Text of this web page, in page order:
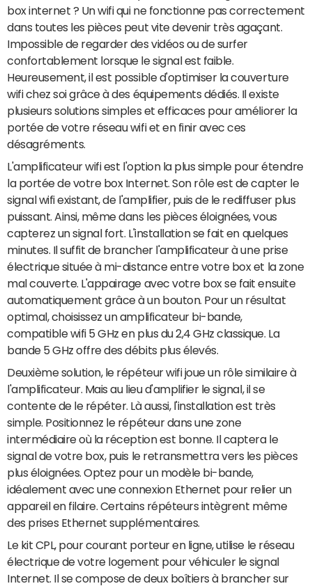
box internet ? Un wifi qui ne fonctionne pas correctement
dans toutes les pièces peut vite devenir très agaçant.
Impossible de regarder des vidéos ou de surfer
confortablement lorsque le signal est faible.
Heureusement, il est possible d'optimiser la couverture
wifi chez soi grâce à des équipements dédiés. Il existe
plusieurs solutions simples et efficaces pour améliorer la
portée de votre réseau wifi et en finir avec ces
désagréments.
L'amplificateur wifi est l'option la plus simple pour étendre
la portée de votre box Internet. Son rôle est de capter le
signal wifi existant, de l'amplifier, puis de le rediffuser plus
puissant. Ainsi, même dans les pièces éloignées, vous
capterez un signal fort. L'installation se fait en quelques
minutes. Il suffit de brancher l'amplificateur à une prise
électrique située à mi-distance entre votre box et la zone
mal couverte. L'appairage avec votre box se fait ensuite
automatiquement grâce à un bouton. Pour un résultat
optimal, choisissez un amplificateur bi-bande,
compatible wifi 5 GHz en plus du 2,4 GHz classique. La
bande 5 GHz offre des débits plus élevés.
Deuxième solution, le répéteur wifi joue un rôle similaire à
l'amplificateur. Mais au lieu d'amplifier le signal, il se
contente de le répéter. Là aussi, l'installation est très
simple. Positionnez le répéteur dans une zone
intermédiaire où la réception est bonne. Il captera le
signal de votre box, puis le retransmettra vers les pièces
plus éloignées. Optez pour un modèle bi-bande,
idéalement avec une connexion Ethernet pour relier un
appareil en filaire. Certains répéteurs intègrent même
des prises Ethernet supplémentaires.
Le kit CPL, pour courant porteur en ligne, utilise le réseau
électrique de votre logement pour véhiculer le signal
Internet. Il se compose de deux boîtiers à brancher sur